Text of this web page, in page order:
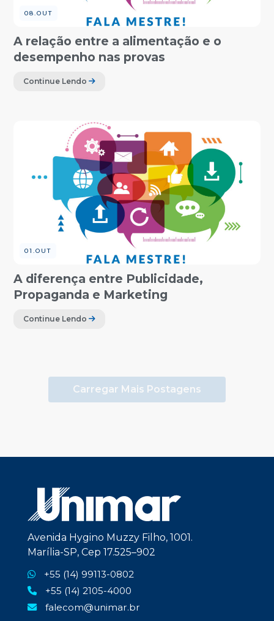
08.OUT
A relação entre a alimentação e o
desempenho nas provas
Continue Lendo
01.OUT
A diferença entre Publicidade,
Propaganda e Marketing
Continue Lendo
Carregar Mais Postagens
Avenida Hygino Muzzy Filho, 1001.
Marília-SP, Cep 17.525–902
+55 (14) 99113-0802
+55 (14) 2105-4000
falecom@unimar.br